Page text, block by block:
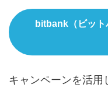
bitbank（ビット
キャンペーンを活用